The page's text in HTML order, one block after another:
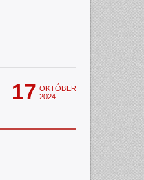
17 OKTÓBER
2024